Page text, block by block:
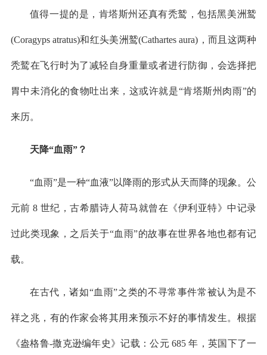
值得一提的是，肯塔斯州还真有秃鹫，包括黑美洲鹫
(Coragyps atratus)和红头美洲鹫(Cathartes aura)，而且这两种
秃鹫在飞行时为了减轻自身重量或者进行防御，会选择把
胃中未消化的食物吐出来，这或许就是“肯塔斯州肉雨”的
来历。
天降“血雨”？
“血雨”是一种“血液”以降雨的形式从天而降的现象。公
元前 8 世纪，古希腊诗人荷马就曾在《伊利亚特》中记录
过此类现象，之后关于“血雨”的故事在世界各地也都有记
载。
在古代，诸如“血雨”之类的不寻常事件常被认为是不
祥之兆，有的作家会将其用来预示不好的事情发生。根据
《盎格鲁-撒克逊编年史》记载：公元 685 年，英国下了一